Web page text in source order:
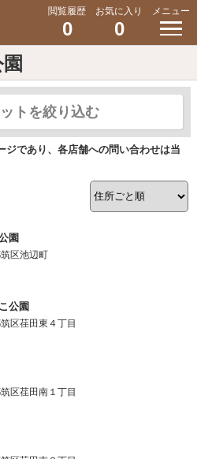
閲覧履歴
0
お気に入り
0
メニュー
トを絞り込む
であり、各店舗への問い合わせは当
園
区池辺町
公園
区荏田東４丁目
区荏田南１丁目